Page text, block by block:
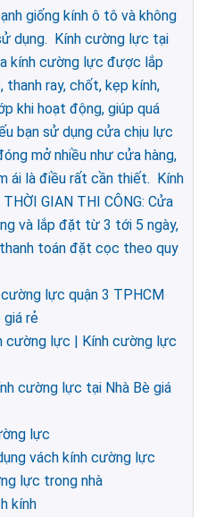
giống kính ô tô và không
dụng. Kính cường lực tại
kính cường lực được lắp
ray, chốt, kẹp kính,
khi hoạt động, giúp quá
bạn sử dụng cửa chịu lực
mở nhiều như cửa hàng,
ái là điều rất cần thiết. Kính
GIAN THI CÔNG: Cửa
và lắp đặt từ 3 tới 5 ngày,
toán đặt cọc theo quy
lực quận 3 TPHCM
giá rẻ
cường lực | Kính cường lực
cường lực tại Nhà Bè giá
lực
vách kính cường lực
lực trong nhà
kính